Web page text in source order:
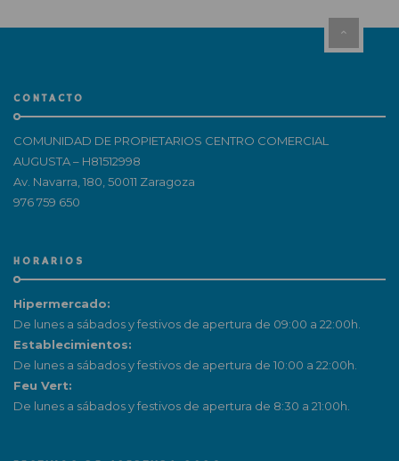
CONTACTO
COMUNIDAD DE PROPIETARIOS CENTRO COMERCIAL
AUGUSTA – H81512998
Av. Navarra, 180, 50011 Zaragoza
976 759 650
HORARIOS
Hipermercado:
De lunes a sábados y festivos de apertura de 09:00 a 22:00h.
Establecimientos:
De lunes a sábados y festivos de apertura de 10:00 a 22:00h.
Feu Vert:
De lunes a sábados y festivos de apertura de 8:30 a 21:00h.